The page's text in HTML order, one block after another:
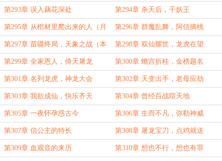
第293章 误入藕花深处 第294章 杀天后，干妖王
第295章 从棺材里爬出来的人（月
初求保底月票）
第296章 群魔乱舞，阿信摘桃
第297章 苗疆终局，天象之战（本
卷终）
第298章 双仙耀世，龙虎在望
第299章 全家恩人，倚天屠龙 第300章 蟾宫折桂，金榜题名
第301章 名列龙虎，神龙大会 第302章 天变出手，老母应劫
第303章 我欲成仙，快乐齐天 第304章 曾经百战喧天地
第305章 一夜怀孕惑古今 第306章 生而不凡，弥勒神威
第307章 信公主的特长 第308章 屠龙宝刀，点鸡就送
第309章 血观音的来历 第310章 想也不行，想也有罪